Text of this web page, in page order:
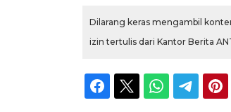
Dilarang keras mengambil
izin tertulis dari Kantor Berita